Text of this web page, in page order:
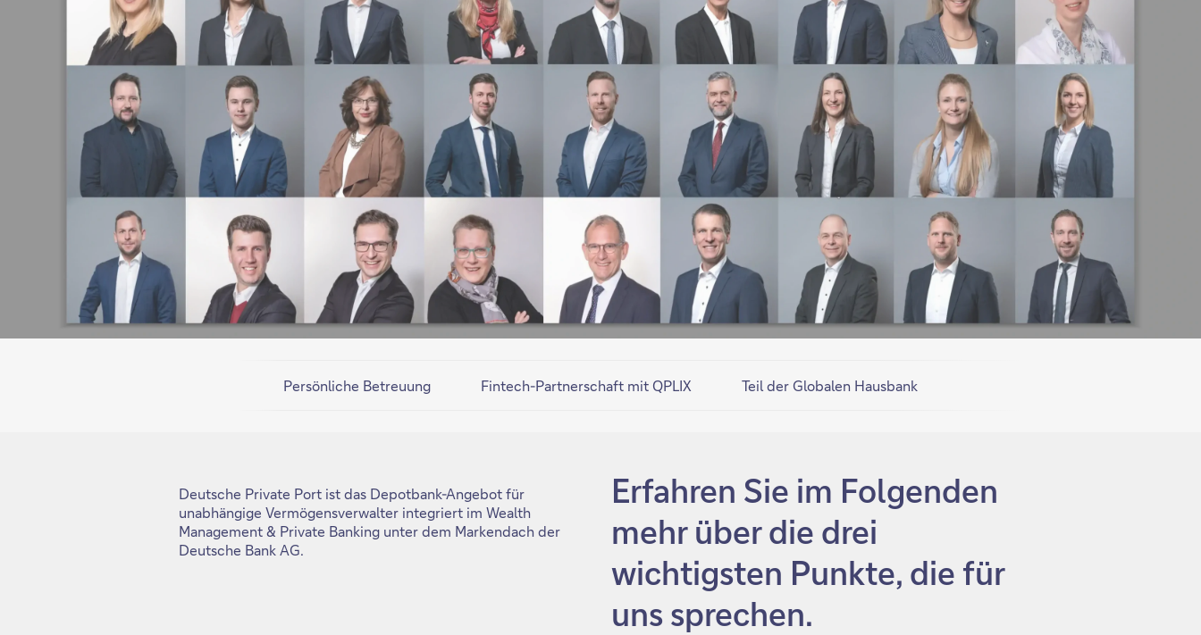
Persönliche Betreuung Fintech-Partnerschaft mit QPLIX Teil der Globalen Hausbank
Erfahren Sie im Folgenden
mehr über die drei
wichtigsten Punkte, die für
uns sprechen.
Deutsche Private Port ist das Depotbank-Angebot für
unabhängige Vermögensverwalter integriert im Wealth
Management & Private Banking unter dem Markendach der
Deutsche Bank AG.